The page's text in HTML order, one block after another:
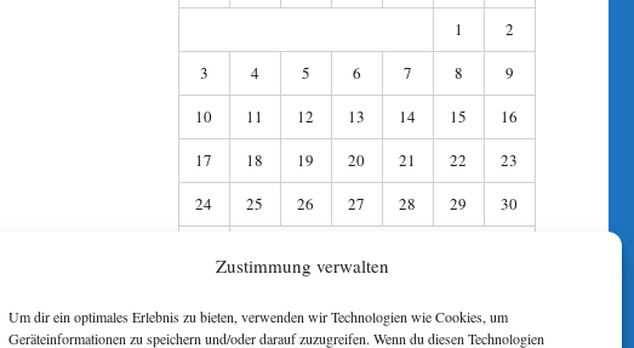
Zustimmung verwalten
Um dir ein optimales Erlebnis zu bieten, verwenden wir Technologien wie Cookies, um
Geräteinformationen zu speichern und/oder darauf zuzugreifen. Wenn du diesen Technologien
1
2
3
4 5 6 7 8
9
10
11 12 13 14 15
16
17
18 19 20 21 22
23
24
25 26 27 28 29
30